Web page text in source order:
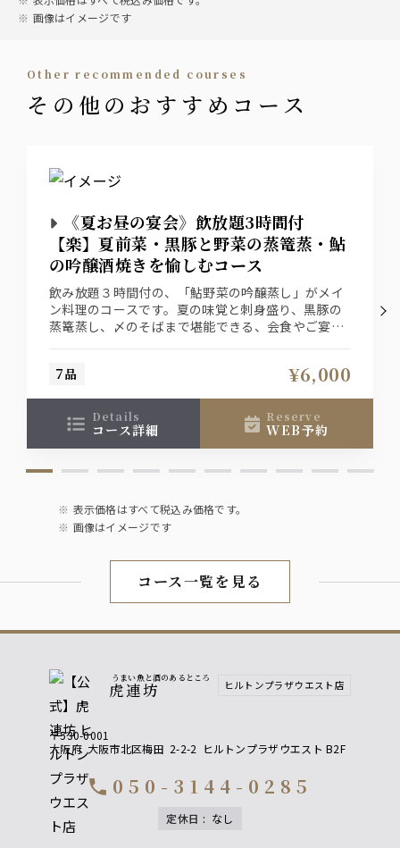
画像はイメージです
other recommended courses
その他のおすすめコース
《夏お昼の宴会》飲放題3時間付
【楽】夏前菜・黒豚と野菜の蒸篭蒸・鮎
の吟醸酒焼きを愉しむコース
飲み放題３時間付の、「鮎野菜の吟醸蒸し」がメイ
ン料理のコースです。夏の味覚と刺身盛り、黒豚の
蒸篭蒸し、〆のそばまで堪能できる、会食やご宴会
7品
¥6,000
details
コース詳細
reserve
WEB予約
表示価格はすべて税込み価格です。
画像はイメージです
コース一覧を見る
うまい魚と酒のあるところ
虎連坊 ヒルトンプラザウエスト店
〒530-0001
大阪府 大阪市北区梅田 2-2-2 ヒルトンプラザウエスト B2F
call 050-3144-0285
定休日 : なし